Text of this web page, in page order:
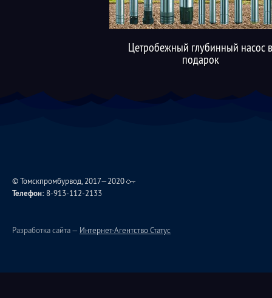
Цетробежный глубинный насос в
подарок
© Томскпромбурвод, 2017—2020
Телефон: 8-913-112-2133
Разработка сайта — Интернет-Агентство Статус